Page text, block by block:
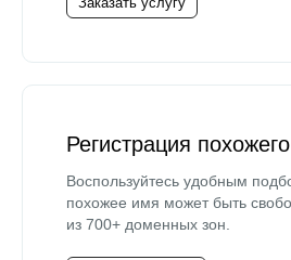
Регистрация
Воспользуйтесь удобным
похожее имя может быть
из 700+ доменных зон.